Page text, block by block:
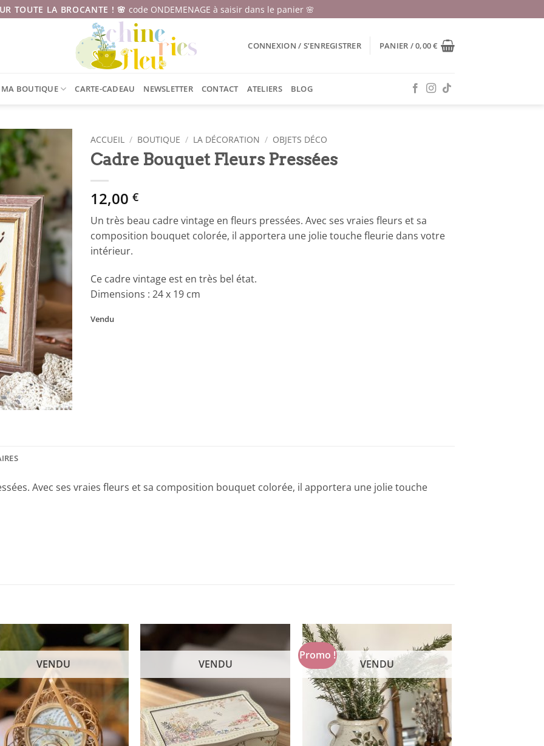
TOUTE LA BROCANTE ! 🌸 code ONDEMENAGE à saisir dans le panier 🌸
CONNEXION / S’ENREGISTRER PANIER /0,00€
MA BOUTIQUE CARTE-CADEAU NEWSLETTER CONTACT ATELIERS BLOG
ACCUEIL / BOUTIQUE / LA DÉCORATION / OBJETS DÉCO
Cadre Bouquet Fleurs Pressées
12,00 €
Un très beau cadre vintage en fleurs pressées. Avec ses vraies fleurs et sa
composition bouquet colorée, il apportera une jolie touche fleurie dans votre
intérieur.
Ce cadre vintage est en très bel état.
Dimensions : 24 x 19 cm
Vendu
Avec ses vraies fleurs et sa composition bouquet colorée, il apportera une jolie touche
VENDU VENDU
Promo !
VENDU